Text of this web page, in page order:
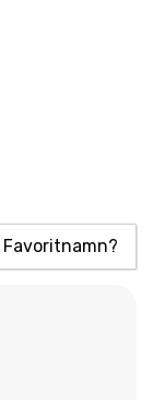
Favoritnamn?